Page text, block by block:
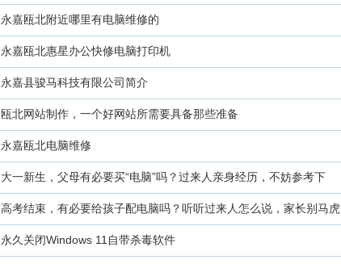
永嘉瓯北附近哪里有电脑维修的
永嘉瓯北惠星办公快修电脑打印机
永嘉县骏马科技有限公司简介
瓯北网站制作，一个好网站所需要具备那些准备
永嘉瓯北电脑维修
大一新生，父母有必要买“电脑”吗？过来人亲身经历，不妨参考下
高考结束，有必要给孩子配电脑吗？听听过来人怎么说，家长别马虎
永久关闭Windows 11自带杀毒软件